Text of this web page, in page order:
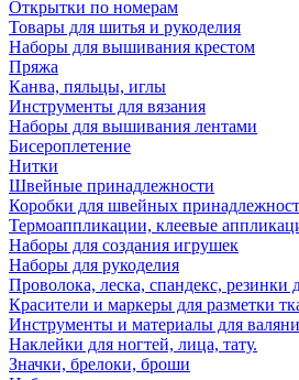
Открытки по номерам
Товары для шитья и рукоделия
Наборы для вышивания крестом
Пряжа
Канва, пяльцы, иглы
Инструменты для вязания
Наборы для вышивания лентами
Бисероплетение
Нитки
Швейные принадлежности
Коробки для швейных
Термоаппликации, клеевые
Наборы для создания игрушек
Наборы для рукоделия
Проволока, леска, спандекс, резинки
Красители и маркеры для разметки
Инструменты и материалы для
Наклейки для ногтей, лица, тату.
Значки, брелоки, броши